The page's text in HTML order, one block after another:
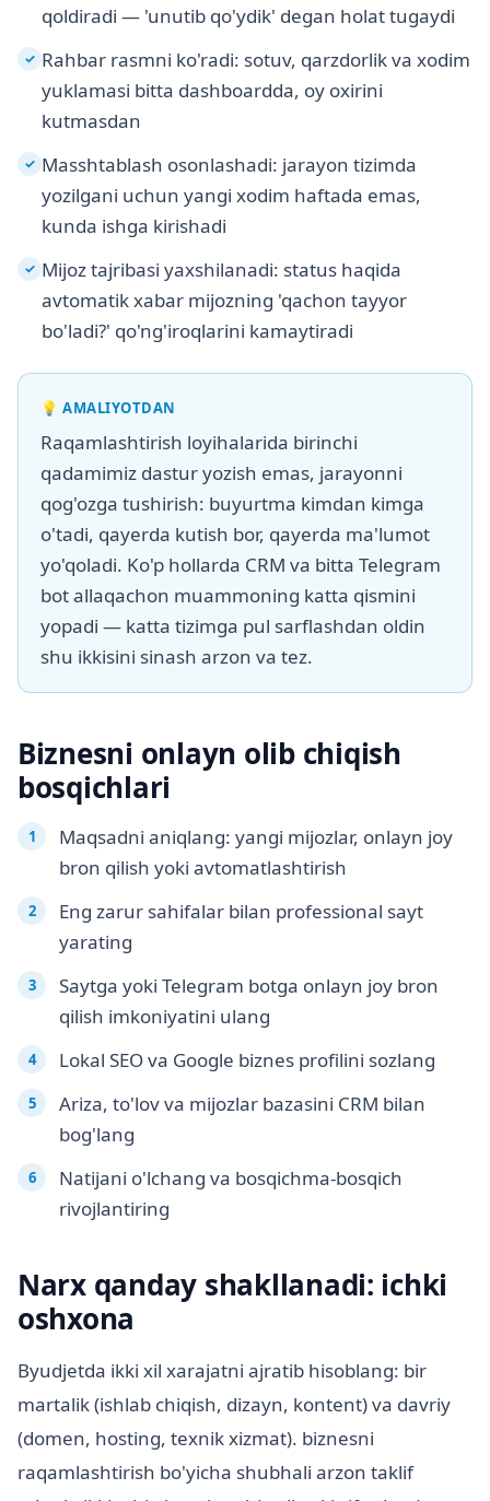
qoldiradi — 'unutib qo'ydik' degan holat tugaydi
✓ Rahbar rasmni ko'radi: sotuv, qarzdorlik va xodim
yuklamasi bitta dashboardda, oy oxirini
kutmasdan
✓ Masshtablash osonlashadi: jarayon tizimda
yozilgani uchun yangi xodim haftada emas,
kunda ishga kirishadi
✓ Mijoz tajribasi yaxshilanadi: status haqida
avtomatik xabar mijozning 'qachon tayyor
bo'ladi?' qo'ng'iroqlarini kamaytiradi
💡AMALIYOTDAN
Raqamlashtirish loyihalarida birinchi
qadamimiz dastur yozish emas, jarayonni
qog'ozga tushirish: buyurtma kimdan kimga
o'tadi, qayerda kutish bor, qayerda ma'lumot
yo'qoladi. Ko'p hollarda CRM va bitta Telegram
bot allaqachon muammoning katta qismini
yopadi — katta tizimga pul sarflashdan oldin
shu ikkisini sinash arzon va tez.
Biznesni onlayn olib chiqish
bosqichlari
Maqsadni aniqlang: yangi mijozlar, onlayn joy
bron qilish yoki avtomatlashtirish
Eng zarur sahifalar bilan professional sayt
yarating
Saytga yoki Telegram botga onlayn joy bron
qilish imkoniyatini ulang
Lokal SEO va Google biznes profilini sozlang
Ariza, to'lov va mijozlar bazasini CRM bilan
bog'lang
Natijani o'lchang va bosqichma-bosqich
rivojlantiring
Narx qanday shakllanadi: ichki
oshxona
Byudjetda ikki xil xarajatni ajratib hisoblang: bir
martalik (ishlab chiqish, dizayn, kontent) va davriy
(domen, hosting, texnik xizmat). biznesni
raqamlashtirish bo'yicha shubhali arzon taklif